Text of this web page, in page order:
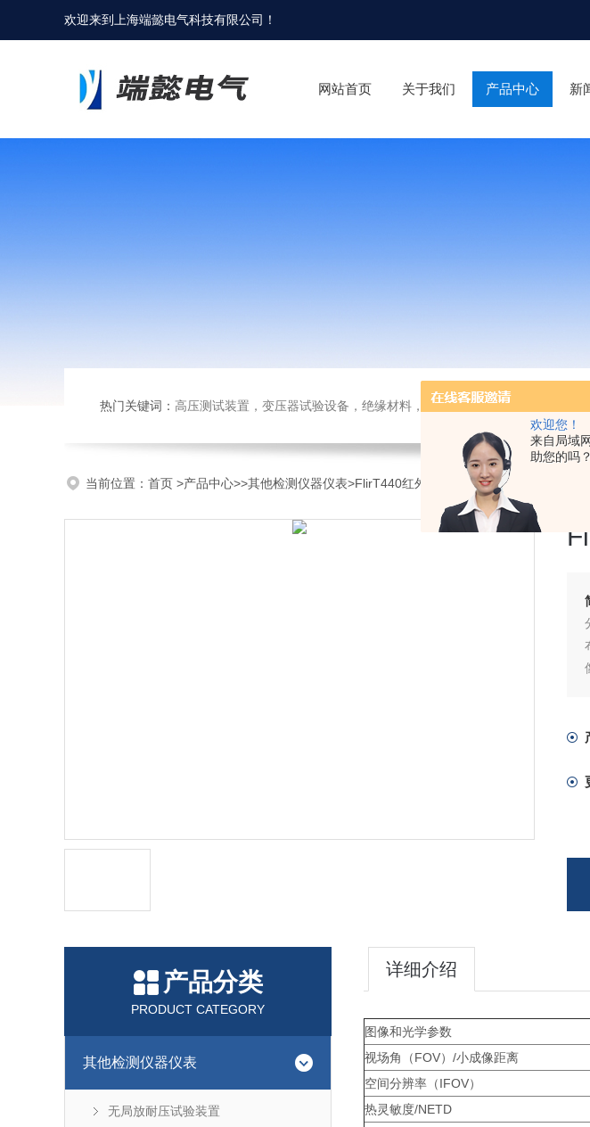
欢迎您！
来自局域
助您的吗？
欢迎来到 上海端懿电气科技有限公司 ！
网站首页 关于我们 产品中心 新
热门关键词： 高压测试装置，变压器试验设备，绝缘材料，电子仪器仪表
当前位置： 首页 >产品中心>>其他检测仪器仪表>FlirT440红外热像仪
产品分类
PRODUCT CATEGORY
其他检测仪器仪表
无局放耐压试验装置
详细介绍
图像和光学参数
视场角（FOV）/小成像距离
空间分辨率（IFOV）
热灵敏度/NETD